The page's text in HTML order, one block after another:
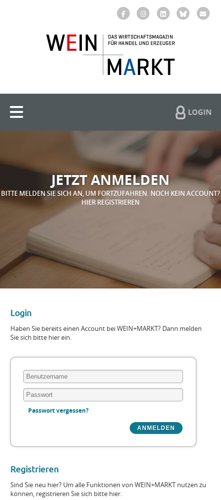
LOGIN
JETZT ANMELDEN
BITTE MELDEN SIE SICH AN, UM FORTZUFAHREN. NOCH KEIN ACCOUNT?
HIER REGISTRIEREN
Login
Haben Sie bereits einen Account bei WEIN+MARKT? Dann melden
Sie sich bitte hier ein.
Passwort vergessen?
Registrieren
Sind Sie neu hier? Um alle Funktionen von WEIN+MARKT nutzen zu
können, registrieren Sie sich bitte hier.